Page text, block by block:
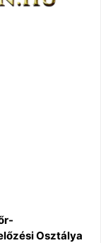
Osztálya